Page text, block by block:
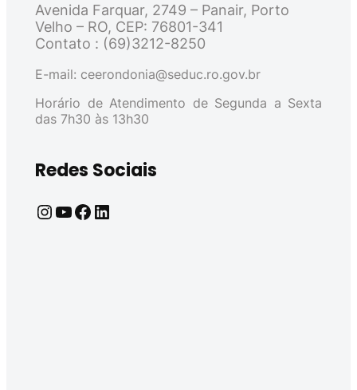
Avenida Farquar, 2749 – Panair, Porto
Velho – RO, CEP: 76801-341
Contato : (69)3212-8250
E-mail: ceerondonia@seduc.ro.gov.br
Horário de Atendimento de Segunda a Sexta
das 7h30 às 13h30
Redes Sociais